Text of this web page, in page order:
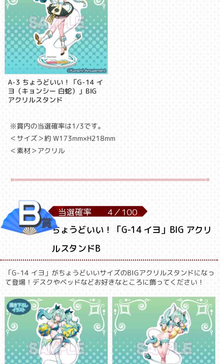
A-3 ちょうどいい！「G-14 イ
ヨ（キョンシー 白蛇）」BIG
アクリルスタンド
※賞内の当選確率は1/3です。
＜サイズ＞約 W173mm×H218mm
＜素材＞アクリル
当選確率 4／100
ちょうどいい！「G-14 イヨ」BIG アクリ
ルスタンドB
「G-14 イヨ」がちょうどいいサイズのBIGアクリルスタンドになっ
て登場！デスクやベッドなどお好きなところに飾ってください！